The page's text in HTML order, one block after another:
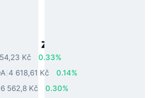
z reálného světa
Kč
0.33%
4 618,61 Kč
0.14%
6 562,8 Kč
0.30%